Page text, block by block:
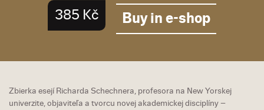
385 Kč Buy in e-shop
Zbierka esejí Richarda Schechnera, profesora na New Yorskej
univerzite, objaviteľa a tvorcu novej akademickej disciplíny –